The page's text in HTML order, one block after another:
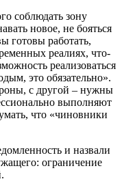
соблюдать зону
новое, не бояться
готовы работать,
реалиях, что-
реализоваться
это обязательно».
с другой – нужны
выполняют
что «чиновники
и назвали
ограничение